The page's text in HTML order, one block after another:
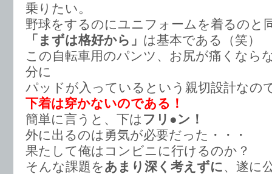
乗りたい。
野球をするのにユニフォームを着るのと
「まずは格好から」 は基本である（笑）
この自転車用のパンツ、お尻が痛くなら
分に
パッドが入っているという親切設計なの
下着は穿かないのである！
簡単に言うと、下は フリ●ン！
外に出るのは勇気が必要だった・・・
果たして俺はコンビニに行けるのか？
そんな課題をあまり深く考えずに、遂に